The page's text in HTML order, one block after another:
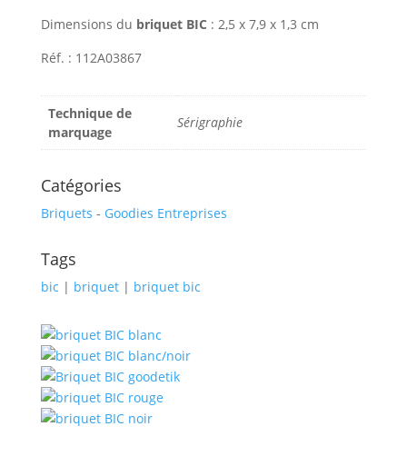
Dimensions du briquet BIC : 2,5 x 7,9 x 1,3 cm
Réf. : 112A03867
Technique de
marquage
Sérigraphie
Catégories
Briquets - Goodies Entreprises
Tags
bic | briquet| briquet bic